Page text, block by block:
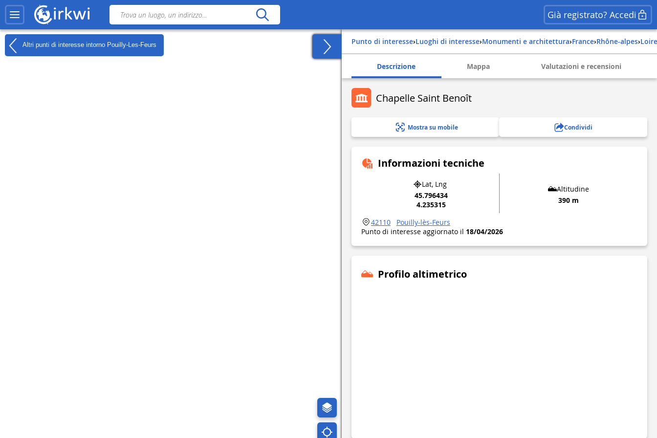
Già registrato? Accedi
Altri punti di interesse intorno Pouilly-Les-Feurs Punto di interesse› Luoghi di interesse› Monumenti e architettura› france› rhône-alpes› loire
Descrizione Mappa Valutazioni e recensioni
Chapelle Saint Benoît
Mostra su mobile Condividi
Informazioni tecniche
Lat, Lng
45.796434
4.235315
Altitudine
390 m
42110
Pouilly-lès-Feurs
Punto di interesse aggiornato il 18/04/2026
Profilo altimetrico